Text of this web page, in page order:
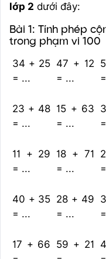
lớp 2 dưới đây:
Bài 1: Tính phép
trong phạm vi 100
34 + 25
= ...
47 + 12
= ...
23 + 48
= ...
15 + 63
= ...
11 + 29
= ...
18 + 71
= ...
40 + 35
= ...
28 + 49
= ...
17 + 66 59 + 21